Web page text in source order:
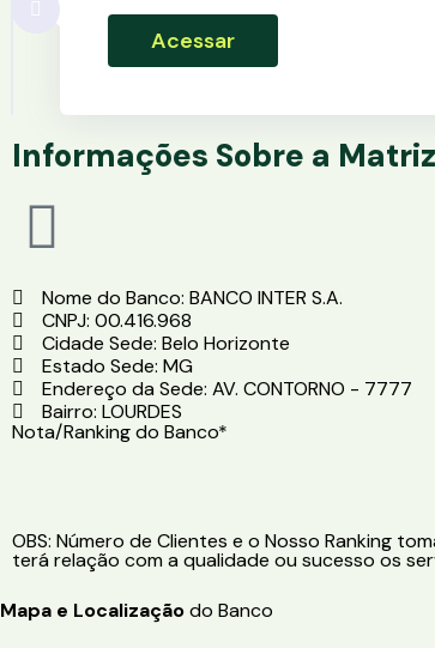
Acessar
Informações Sobre a
Nome do Banco: BANCO INTER S.A.
CNPJ: 00.416.968
Cidade Sede: Belo Horizonte
Estado Sede: MG
Endereço da Sede: AV. CONTORNO - 7777
Bairro: LOURDES
Nota/Ranking do Banco*
OBS: Número de Clientes e o Nosso Ranking
terá relação com a qualidade ou sucesso os
Mapa e Localizaçãodo Banco